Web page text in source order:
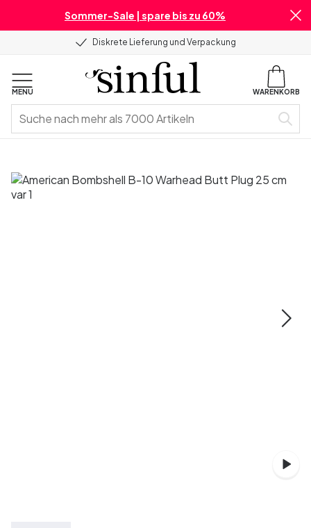
Sommer-Sale | spare bis zu 60%
Diskrete Lieferung und Verpackung
MENU WARENKORB